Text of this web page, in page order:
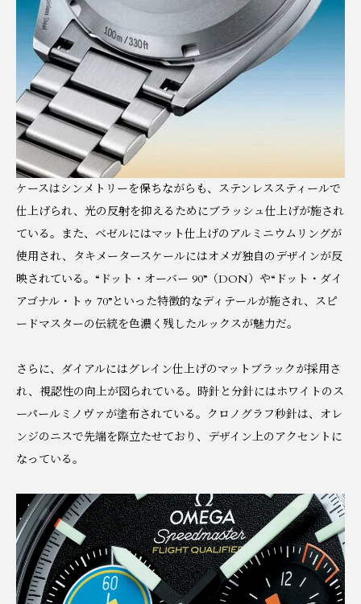
ケースはシンメトリーを保ちながらも、ステンレススティールで
仕上げられ、光の反射を抑えるためにブラッシュ仕上げが施され
ている。また、ベゼルにはマット仕上げのアルミニウムリングが
使用され、タキメータースケールにはオメガ独自のデザインが反
映されている。“ドット・オーバー 90”（DON）や“ドット・ダイ
アゴナル・トゥ 70”といった特徴的なディテールが施され、スピ
ードマスターの伝統を色濃く残したルックスが魅力だ。
さらに、ダイアルにはグレイン仕上げのマットブラックが採用さ
れ、視認性の向上が図られている。時針と分針にはホワイトのス
ーパールミノヴァが塗布されている。クロノグラフ秒針は、オレ
ンジのニスで先端を際立たせており、デザイン上のアクセントに
なっている。